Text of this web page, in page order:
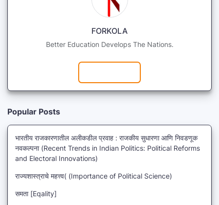
FORKOLA
Better Education Develops The Nations.
Popular Posts
भारतीय राजकारणातील अलीकडील प्रवाह : राजकीय सुधारणा आणि निवडणूक
नवकल्पना (Recent Trends in Indian Politics: Political Reforms
and Electoral Innovations)
राज्यशास्त्राचे महत्त्व( (Importance of Political Science)
समता [Eqality]